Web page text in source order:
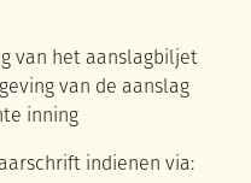
van het aanslagbiljet
van de aanslag
inning
indienen via: